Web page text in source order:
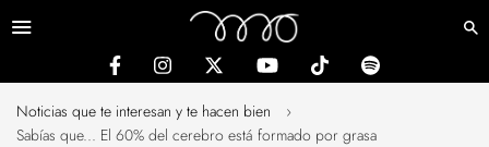
Noticias que te interesan y te hacen bien
›
Sabías que... El 60% del cerebro está formado por grasa